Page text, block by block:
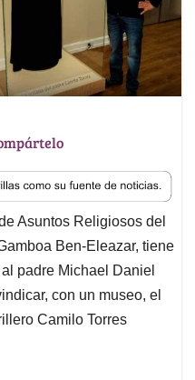
Asuntos Religiosos del
Ben-Eleazar, tiene
padre Michael Daniel
con un museo, el
Camilo Torres